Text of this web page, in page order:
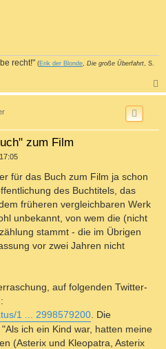
recht!" (Erik der Blonde, Die große Überfahrt, S.
a
zum Film
für das Buch zum Film ja schon
des Buchtitels, das
früheren vergleichbaren Werk
unbekannt, von wem die (nicht
stammt - die im Übrigen
vor zwei Jahren nicht
auf folgenden Twitter-
1 ... 2998579200 . Die
ich ein Kind war, hatten meine
(Asterix und Kleopatra, Asterix